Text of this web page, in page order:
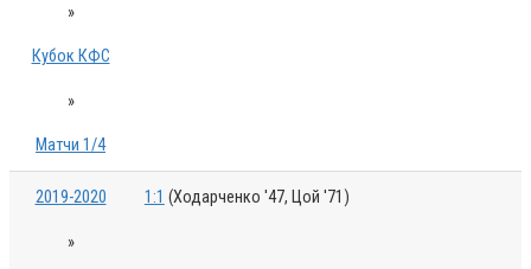
»
Кубок КФС
»
Матчи 1/4
2019-2020
»
1:1 (Ходарченко '47, Цой '71)